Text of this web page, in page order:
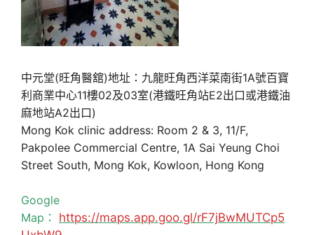
中元堂(旺角醫舘)地址：九龍旺角西洋菜南街1A號百寶
利商業中心11樓02及03室(港鐵旺角站E2出口或港鐵油
麻地站A2出口)
Mong Kok clinic address: Room 2 & 3, 11/F,
Pakpolee Commercial Centre, 1A Sai Yeung Choi
Street South, Mong Kok, Kowloon, Hong Kong
Google
Map： https://maps.app.goo.gl/rF7jBwMUTCp5